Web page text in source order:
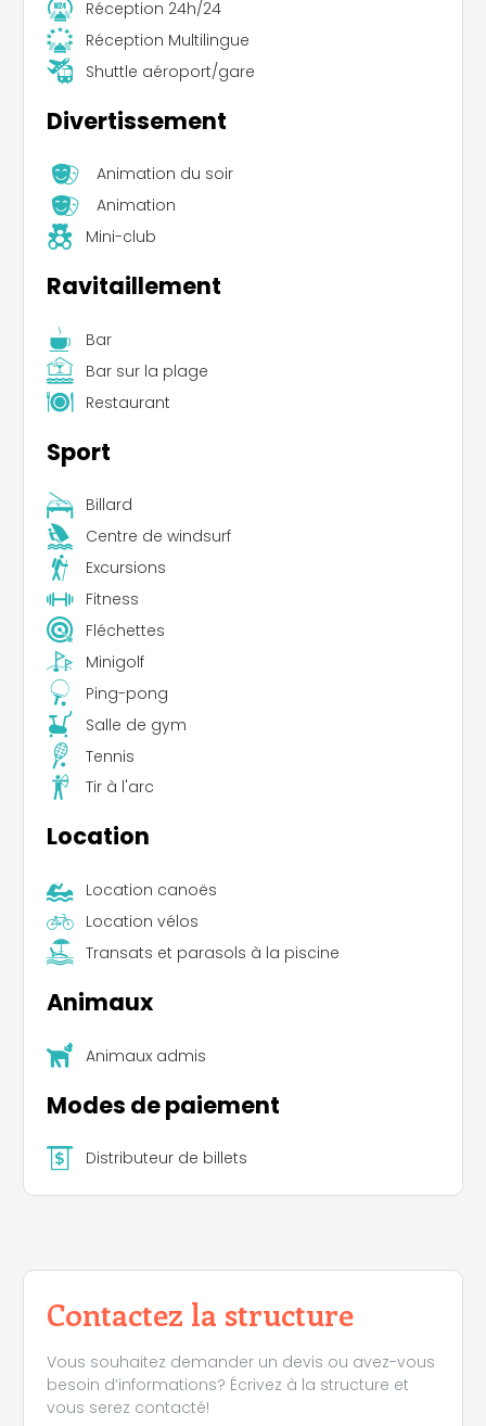
Réception 24h/24
Réception Multilingue
Shuttle aéroport/gare
Divertissement
Animation du soir
Animation
Mini-club
Ravitaillement
Bar
Bar sur la plage
Restaurant
Sport
Billard
Centre de windsurf
Excursions
Fitness
Fléchettes
Minigolf
Ping-pong
Salle de gym
Tennis
Tir à l'arc
Location
Location canoës
Location vélos
Transats et parasols à la piscine
Animaux
Animaux admis
Modes de paiement
Distributeur de billets
Contactez la structure
Vous souhaitez demander un devis ou avez-vous
besoin d’informations? Écrivez à la structure et
vous serez contacté!